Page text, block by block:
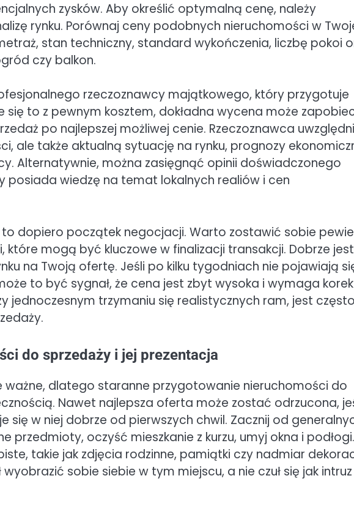
zysków. Aby określić optymalną cenę, należy
rynku. Porównaj ceny podobnych nieruchomości w
stan techniczny, standard wykończenia, liczbę pokoi
czy balkon.
rzeczoznawcy majątkowego, który przygotuje
się to z pewnym kosztem, dokładna wycena może
po najlepszej możliwej cenie. Rzeczoznawca
ale także aktualną sytuację na rynku, prognozy
Alternatywnie, można zasięgnąć opinii doświadczonego
posiada wiedzę na temat lokalnych realiów i cen
to dopiero początek negocjacji. Warto zostawić sobie
które mogą być kluczowe w finalizacji transakcji. Dobrze jest
na Twoją ofertę. Jeśli po kilku tygodniach nie pojawiają
to być sygnał, że cena jest zbyt wysoka i wymaga
jednoczesnym trzymaniu się realistycznych ram, jest często
do sprzedaży i jej prezentacja
ważne, dlatego staranne przygotowanie nieruchomości do
Nawet najlepsza oferta może zostać odrzucona,
się w niej dobrze od pierwszych chwil. Zacznij od
przedmioty, oczyść mieszkanie z kurzu, umyj okna i podłogi.
takie jak zdjęcia rodzinne, pamiątki czy nadmiar
sobie siebie w tym miejscu, a nie czuł się jak